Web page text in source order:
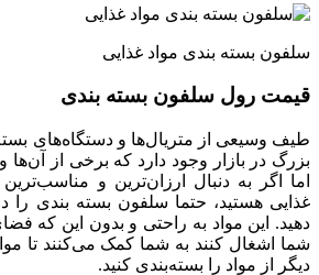
سلفون بسته بندی مواد غذایی
قیمت رول سلفون بسته بندی
طیف وسیعی از متریال‌ها و دستگاه‌های
بزرگ در بازار وجود دارد که برخی از آن‌ها
اما اگر به دنبال ارزان‌ترین و
غذایی هستید، حتما سلفون بسته بندی را
دهید. این مواد به راحتی و بدون این که
شما اشغال کنند به شما کمک می‌کنند تا
دیگر از مواد را بسته‌بندی کنید.